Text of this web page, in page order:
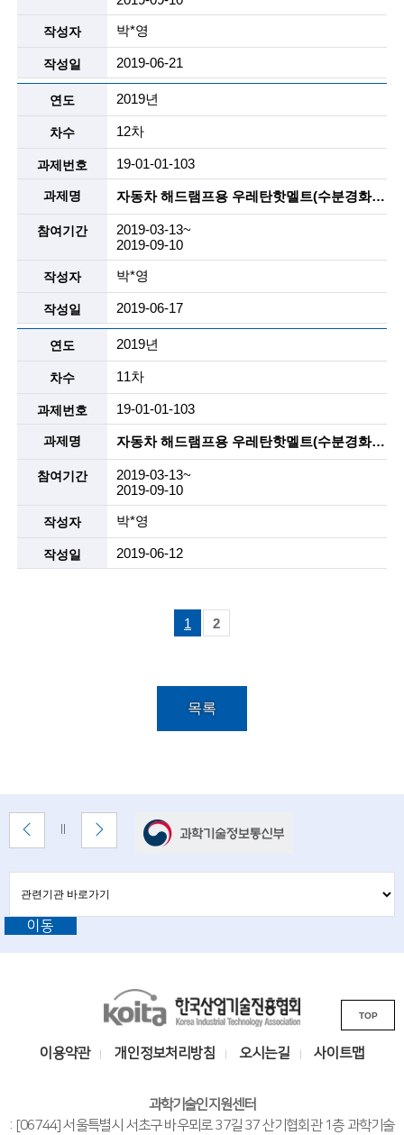
박*영
2019-06-21
2019년
12차
19-01-01-103
자동차 해드램프용 우레탄핫멜트(수분경화, 2액형) , 리사이클 핫멜트등
2019-03-13~
2019-09-10
박*영
2019-06-17
2019년
11차
19-01-01-103
자동차 해드램프용 우레탄핫멜트(수분경화, 2액형) , 리사이클 핫멜트등
2019-03-13~
2019-09-10
박*영
2019-06-12
1 2
목록
배
너
존
전
너
보
너
지
음
너
보
련
기
관
t
이동
K
o
한
이용약관 개인정보처리방침 오시는길 사이트맵
과학기술인지원센터
: [06744] 서울특별시 서초구 바우뫼로 37길 37 산기협회관 1층 과학기술
TOP